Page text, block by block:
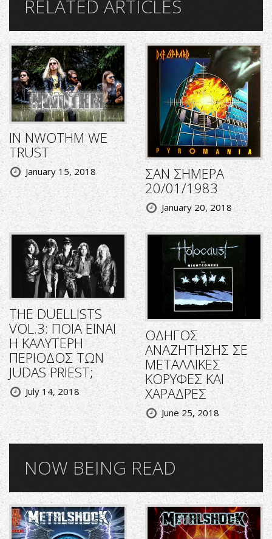
RELATED ARTICLES
IN NWOTHM WE
TRUST
January 15, 2018
ΣΑΝ ΣΗΜΕΡΑ
20/01/1983
January 20, 2018
THE DUELLISTS
VOL.3: ΠΟΙΑ ΕΙΝΑΙ
Η ΚΑΛΥΤΕΡΗ
ΠΕΡΙΟΔΟΣ ΤΩΝ
JUDAS PRIEST;
July 14, 2018
ΟΔΗΓΟΣ
ΑΝΑΖΗΤΗΣΗΣ ΣΕ
ΜΕΤΑΛΛΙΚΕΣ
ΚΟΡΥΦΕΣ ΚΑΙ
ΧΑΡΑΔΡΕΣ
June 25, 2018
NOW BEING READ